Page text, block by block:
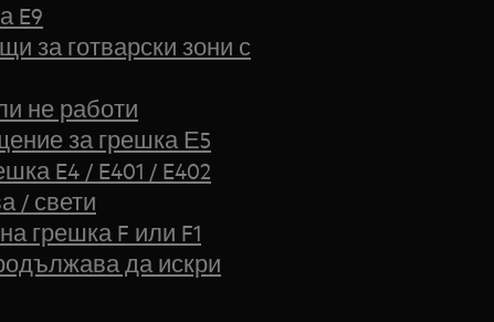
E9
за готварски зони с
не работи
за грешка Е5
E4 / E401 / E402
/ свети
грешка F или F1
да искри